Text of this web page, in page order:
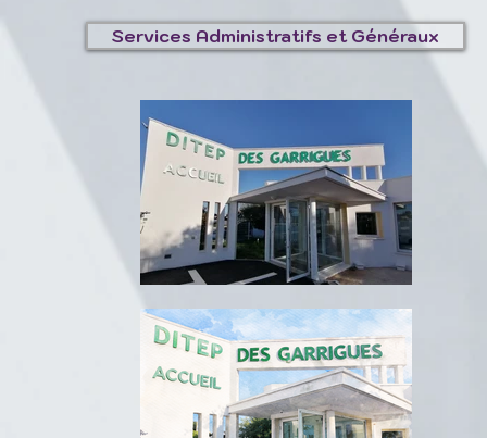
Services Administratifs et Généraux